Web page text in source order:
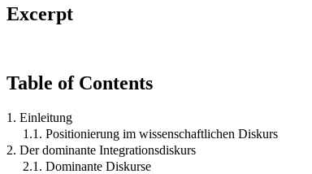
Excerpt
Table of Contents
1. Einleitung
1.1. Positionierung im wissenschaftlichen Diskurs
2. Der dominante Integrationsdiskurs
2.1. Dominante Diskurse